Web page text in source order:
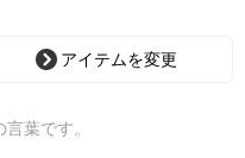
アイテムを変更
葉です。